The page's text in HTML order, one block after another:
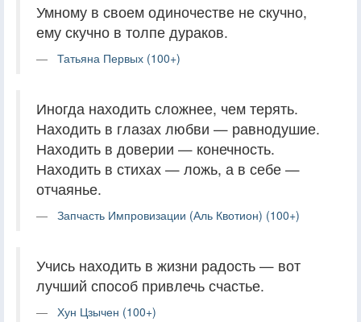
Умному в своем одиночестве не скучно,
ему скучно в толпе дураков.
Татьяна Первых (100+)
Иногда находить сложнее, чем терять.
Находить в глазах любви — равнодушие.
Находить в доверии — конечность.
Находить в стихах — ложь, а в себе —
отчаянье.
Запчасть Импровизации (Аль Квотион) (100+)
Учись находить в жизни радость — вот
лучший способ привлечь счастье.
Хун Цзычен (100+)